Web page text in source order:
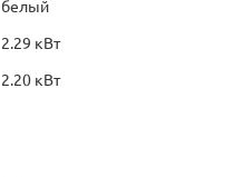
белый
2.29 кВт
2.20 кВт